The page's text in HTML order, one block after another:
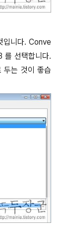
입니다. Conve
를 선택합니다.
두는 것이 좋습